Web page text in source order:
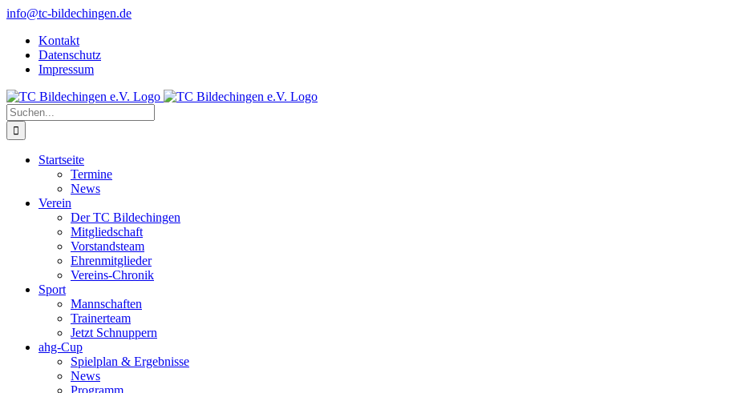
Zum
springen
info@tc-bildechingen.de
Kontakt
Datenschutz
Impressum
Suche
nach:
Startseite
Termine
News
Verein
Der TC Bildechingen
Mitgliedschaft
Vorstandsteam
Ehrenmitglieder
Vereins-Chronik
Sport
Mannschaften
Trainerteam
Jetzt Schnuppern
ahg-Cup
Spielplan & Ergebnisse
News
Programm